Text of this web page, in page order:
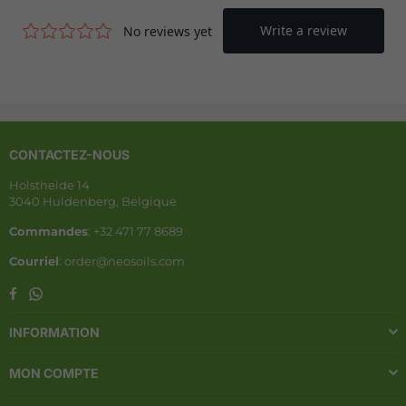
CONTACTEZ-NOUS
Holstheide 14
3040 Huldenberg, Belgique
Commandes: +32 471 77 8689
Courriel: order@neosoils.com
FacebookWhatsapp
INFORMATION
MON COMPTE